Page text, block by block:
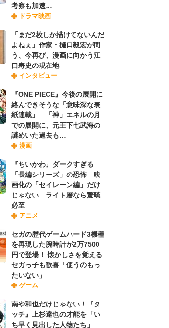
考察も加速…
ドラマ映画
「まだ2枚しか描けてないんだ
よねぇ」作家・樋口毅宏が問
う、今再び、漫画に向かう江
口寿史の現在地
インタビュー
『ONE PIECE』今後の展開に
絡んできそうな「意味深な表
紙連載」 「神」エネルの月
での展開に、元王下七武海の
謎めいた過去も…
漫画
『ちいかわ』ダークすぎる
「長編シリーズ」の恐怖 映
画化の「セイレーン編」だけ
じゃない…ライト層なら驚嘆
必至
アニメ
セガの歴代ゲームハード3機種
を再現した腕時計が2万7500
円で登場！ 懐かしさを覚える
セガっ子も歓喜「使うのもっ
たいない」
ゲーム
南や和也だけじゃない！『タ
ッチ』上杉達也の才能を「い
ち早く見出した人物たち」